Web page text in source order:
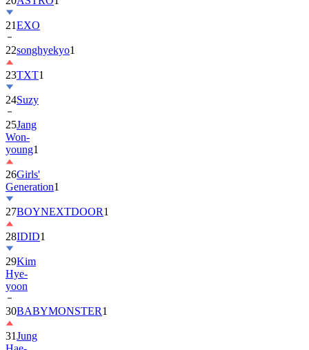
21EXO
22songhyekyo1
23TXT1
24Suzy
25Jang
Won-
young1
26Girls'
Generation1
27BOYNEXTDOOR1
28IDID1
29Kim
Hye-
yoon
30BABYMONSTER1
31Jung